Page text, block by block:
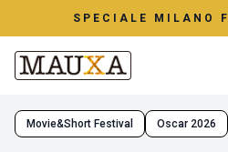
SPECIALE MILANO
Movie&Short Festival Oscar 2026